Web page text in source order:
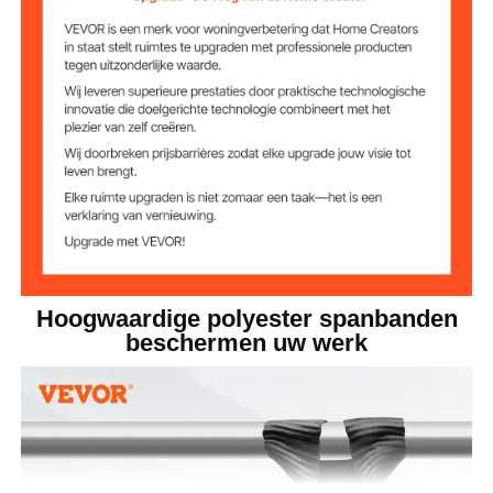
Haakdikte
(diameter)
0,38 inch / Φ9,6 mm
Oppervlaktebehan
deling
Artikelafmetingen
1 inch x 15 voet / 0,025 m x
4,6 m
Hoeveelheden 4 stuks
belastingssterkte
332,5 kg
Hoogwaardige polyester spanbanden
beschermen uw werk